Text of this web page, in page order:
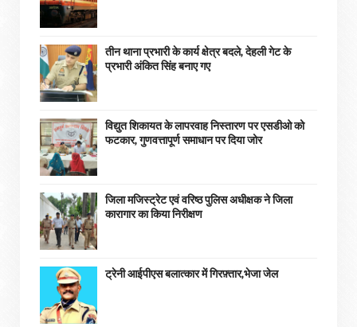
तीन थाना प्रभारी के कार्य क्षेत्र बदले, देहली गेट के
प्रभारी अंकित सिंह बनाए गए
विद्युत शिकायत के लापरवाह निस्तारण पर एसडीओ को
फटकार, गुणवत्तापूर्ण समाधान पर दिया जोर
जिला मजिस्ट्रेट एवं वरिष्ठ पुलिस अधीक्षक ने जिला
कारागार का किया निरीक्षण
ट्रेनी आईपीएस बलात्कार में गिरफ़्तार,भेजा जेल